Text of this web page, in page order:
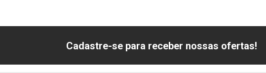
Cadastre-se para receber nossas ofertas!